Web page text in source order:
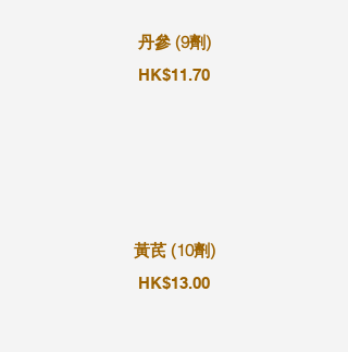
丹參 (9劑)
HK$11.70
黃芪 (10劑)
HK$13.00